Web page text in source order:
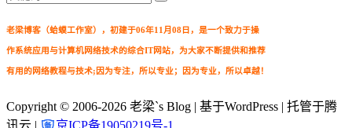
老梁博客（蛤蟆工作室），初建于06年11月08日，是一个致力于操
作系统应用与计算机网络技术的综合IT网站，为大家不断提供和推荐
有用的网络教程与技术;因为专注，所以专业；因为专业，所以卓越！
Copyright © 2006-2026 老梁`s Blog | 基于WordPress | 托管于腾
讯云 |
京ICP备19050219号-1